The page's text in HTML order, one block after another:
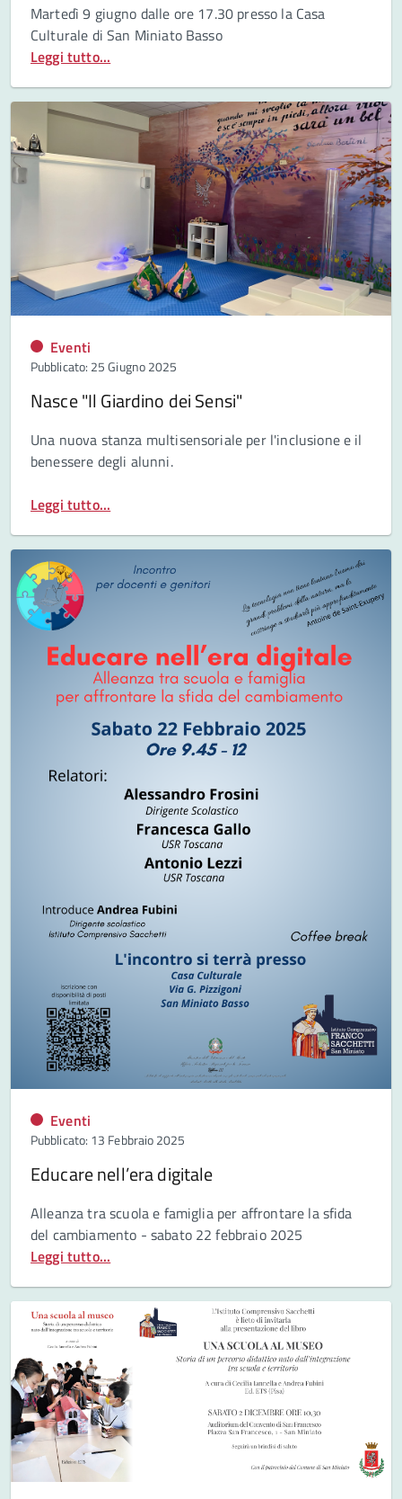
Martedì9 giugno dalle ore 17.30 presso la Casa
Culturale di San Miniato Basso
Leggi tutto...
Eventi
Pubblicato: 25 Giugno 2025
Nasce "Il Giardino dei Sensi"
Una nuova stanza multisensoriale per l'inclusione e il
benessere degli alunni.
Leggi tutto...
Eventi
Pubblicato: 13 Febbraio 2025
Educare nell’era digitale
Alleanza tra scuola e famiglia per affrontare la sfida
del cambiamento - sabato 22 febbraio 2025
Leggi tutto...